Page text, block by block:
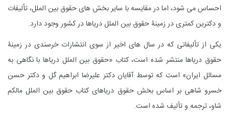
احساس می شود، اما در مقایسه با سایر بخش های حقوق بین الملل، تألیفات
و دکترین کمتری در زمینۀ حقوق بین الملل دریاها در کشور وجود دارد.
یکی از تألیفاتی که در سال های اخیر از سوی انتشارات خرسندی در زمینۀ
حقوق دریاها منتشر شده است،کتاب «حقوق بین الملل دریاها با نگاهی به
مسائل ایران» است که توسط آقایان دکتر علیرضا ابراهیم گل و دکتر حسن
خسرو شاهی بر اساس بخش حقوق دریاهای کتاب حقوق بین الملل مالکم
شاو، ترجمه و تألیف شده است.